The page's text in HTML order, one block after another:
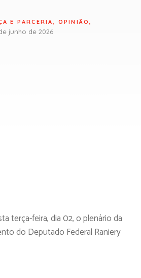
E PARCERIA, OPINIÃO,
junho de 2026
terça-feira, dia 02, o plenário da
do Deputado Federal Raniery